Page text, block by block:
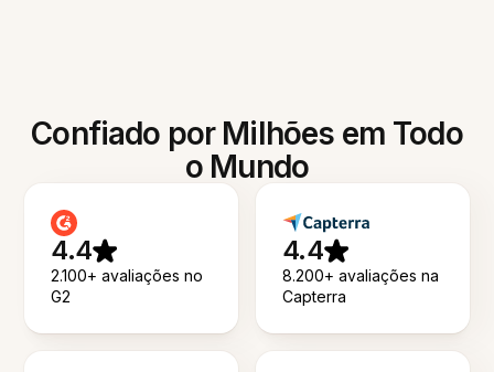
Confiado por Milhões em Todo
o Mundo
4.4
2.100+ avaliações no
G2
4.4
8.200+ avaliações na
Capterra